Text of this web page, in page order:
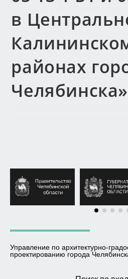
в
районах
Челябинска»
Управление по архитектурно-
проектированию города